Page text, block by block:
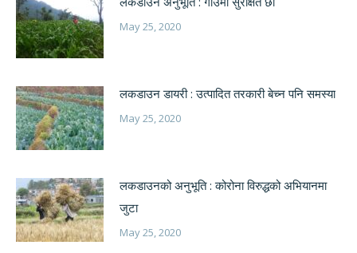
May 25, 2020
लकडाउन डायरी : उत्पादित तरकारी बेच्न पनि समस्या
May 25, 2020
लकडाउनको अनुभूति : कोरोना विरुद्धको अभियानमा
जुटा
May 25, 2020